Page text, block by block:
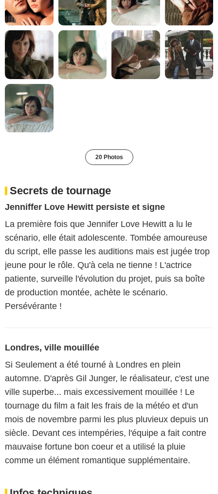
20 Photos
Secrets de tournage
Jenniffer Love Hewitt persiste et signe
La première fois que Jennifer Love Hewitt a lu le
scénario, elle était adolescente. Tombée amoureuse
du script, elle passe les auditions mais est jugée trop
jeune pour le rôle. Qu'à cela ne tienne ! L'actrice
patiente, surveille l'évolution du projet, puis sa boîte
de production montée, achète le scénario.
Persévérante !
Londres, ville mouillée
Si Seulement a été tourné à Londres en plein
automne. D'après Gil Junger, le réalisateur, c'est une
ville superbe... mais excessivement mouillée ! Le
tournage du film a fait les frais de la météo et d'un
mois de novembre parmi les plus pluvieux depuis un
siècle. Devant ces intempéries, l'équipe a fait contre
mauvaise fortune bon coeur et a utilisé la pluie
comme un élément romantique supplémentaire.